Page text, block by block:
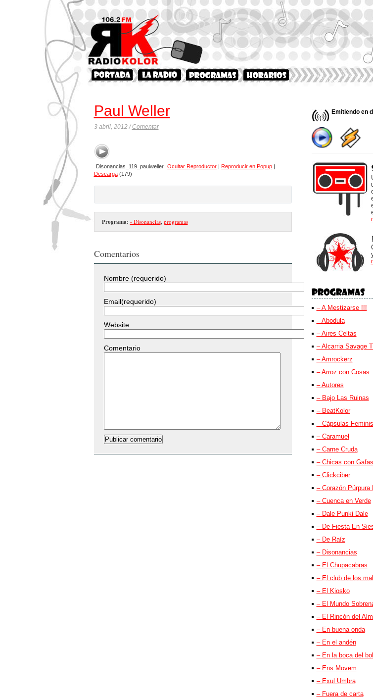
Paul Weller
3 abril, 2012 /Comentar
Disonancias_119_paulweller Ocultar Reproductor |Reproducir en Popup |
Descarga(179)
Programa: - Disonancias, programas
Comentarios
Nombre (requerido)
Email(requerido)
Website
Comentario
Emitiendo en
– A Mestizarse !!!
– Abodula
– Aires Celtas
– Alcarria Savage
– Amrockerz
– Arroz con Cosas
– Autores
– Bajo Las Ruinas
– BeatKolor
– Cápsulas
– Caramuel
– Carne Cruda
– Chicas con
– Clickciber
– Corazón Púrpura
– Cuenca en Verde
– Dale Punki Dale
– De Fiesta En
– De Raíz
– Disonancias
– El Chupacabras
– El club de los
– El Kiosko
– El Mundo
– El Rincón del
– En buena onda
– En el andén
– En la boca del
– Ens Movem
– Exul Umbra
– Fuera de carta